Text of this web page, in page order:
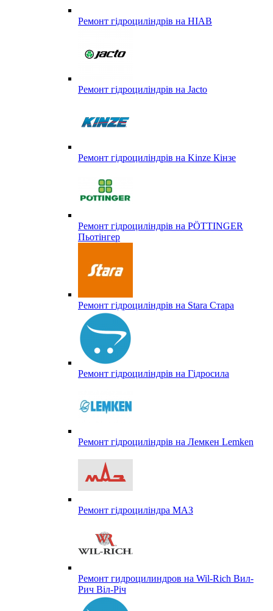
Ремонт гідроциліндрів на HIAB
Ремонт гідроциліндрів на Jacto
Ремонт гідроциліндрів на Kinze Кінзе
Ремонт гідроциліндрів на PÖTTINGER
Пьотінгер
Ремонт гідроциліндрів на Stara Стара
Ремонт гідроциліндрів на Гідросила
Ремонт гідроциліндрів на Лемкен Lemken
Ремонт гідроциліндра МАЗ
Ремонт гидроцилиндров на Wil-Rich Вил-
Рич Віл-Річ